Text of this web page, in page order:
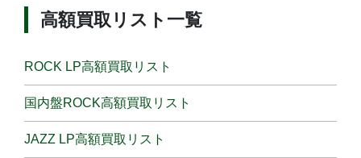
高額買取リスト一覧
ROCK LP高額買取リスト
国内盤ROCK高額買取リスト
JAZZ LP高額買取リスト